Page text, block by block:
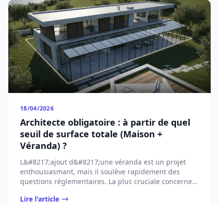
18/04/2026
Architecte obligatoire : à partir de quel
seuil de surface totale (Maison +
Véranda) ?
L&#8217;ajout d&#8217;une véranda est un projet
enthousiasmant, mais il soulève rapidement des
questions réglementaires. La plus cruciale concerne
Lire l'article